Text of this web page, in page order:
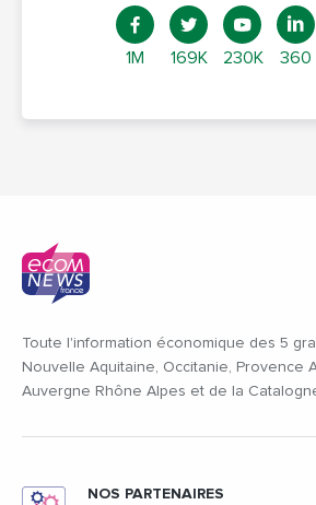
1M 169K 230K 360
Toute l'information économique des 5
Nouvelle Aquitaine, Occitanie, Provence
Auvergne Rhône Alpes et de la
NOS PARTENAIRES